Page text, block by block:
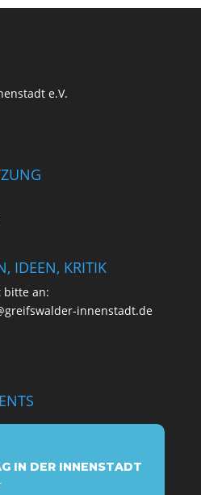
e.V.
IDEEN, KRITIK
bit­te an:
innenstadt.de
IN DER INNENSTADT